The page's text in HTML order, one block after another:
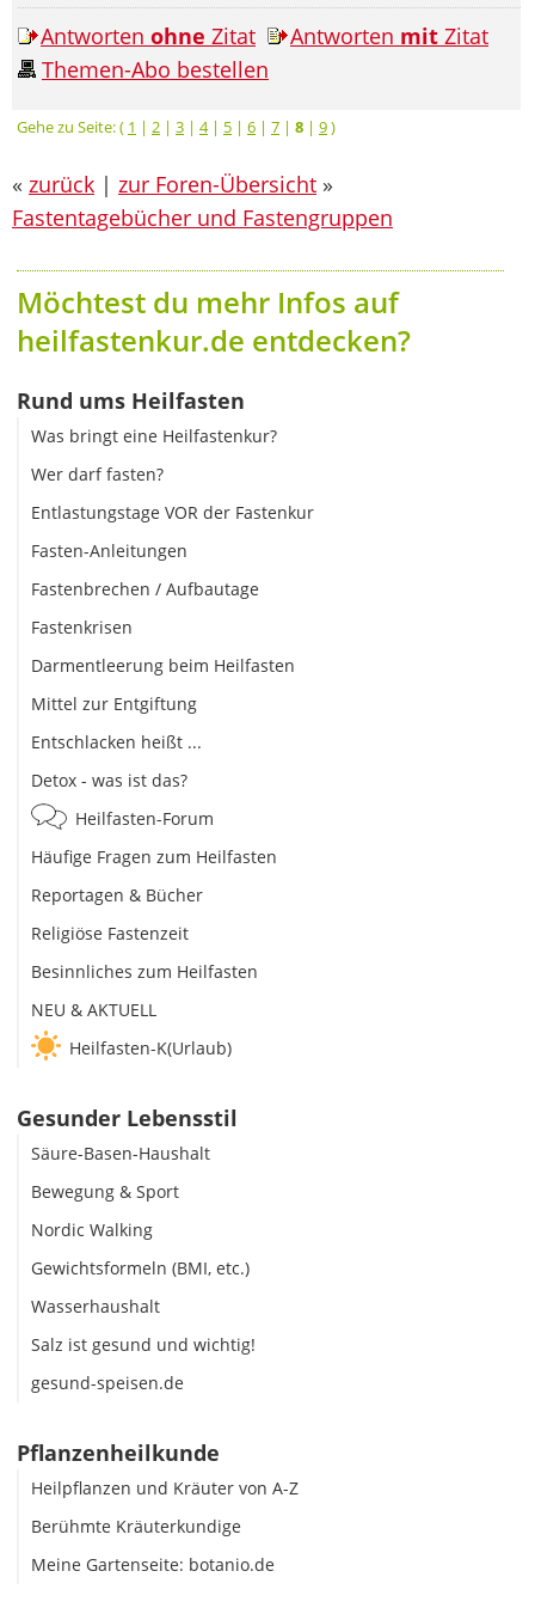
Antworten ohne Zitat Antworten mit Zitat
Themen-Abo bestellen
Gehe zu Seite: ( 1 | 2 | 3 | 4| 5 | 6 | 7 | 8 | 9)
« zurück | zur Foren-Übersicht »
Fastentagebücher und Fastengruppen
Möchtest du mehr Infos auf
heilfastenkur.de entdecken?
Rund ums Heilfasten
Was bringt eine Heilfastenkur?
Wer darf fasten?
Entlastungstage VOR der Fastenkur
Fasten-Anleitungen
Fastenbrechen / Aufbautage
Fastenkrisen
Darmentleerung beim Heilfasten
Mittel zur Entgiftung
Entschlacken heißt ...
Detox - was ist das?
Heilfasten-Forum
Häufige Fragen zum Heilfasten
Reportagen & Bücher
Religiöse Fastenzeit
Besinnliches zum Heilfasten
NEU & AKTUELL
Heilfasten-K(Urlaub)
Gesunder Lebensstil
Säure-Basen-Haushalt
Bewegung & Sport
Nordic Walking
Gewichtsformeln (BMI, etc.)
Wasserhaushalt
Salz ist gesund und wichtig!
gesund-speisen.de
Pflanzenheilkunde
Heilpflanzen und Kräuter von A-Z
Berühmte Kräuterkundige
Meine Gartenseite: botanio.de